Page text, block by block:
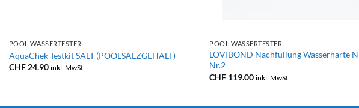
POOL WASSERTESTER
AquaChek Testkit SALT (POOLSALZGEHALT)
CHF24.90 inkl. MwSt.
POOL WASSERTESTER
LOVIBOND Nachfüllung Wasserhärte
Nr.2
CHF 119.00 inkl. MwSt.